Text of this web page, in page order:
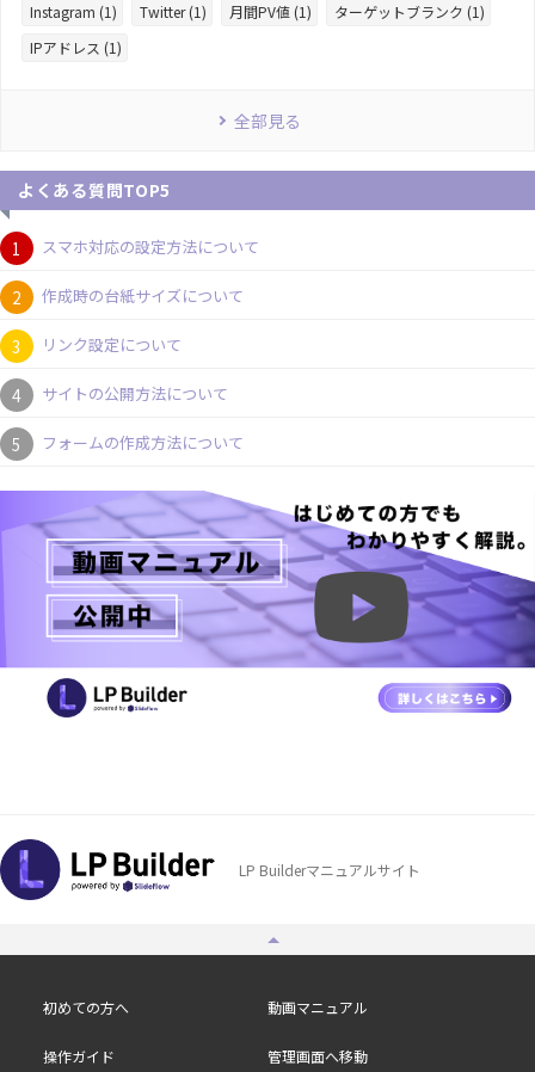
Instagram (1)
Twitter (1) 月間PV値 (1)
ターゲットブランク (1)
IPアドレス (1)
全部見る
よくある質問TOP5
スマホ対応の設定方法について
作成時の台紙サイズについて
リンク設定について
サイトの公開方法について
フォームの作成方法について
LP Builderマニュアルサイト
初めての方へ 動画マニュアル
操作ガイド 管理画面へ移動